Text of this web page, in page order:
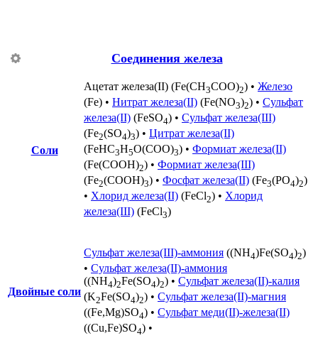
Соединения железа
Соли
Ацетат железа(II) (Fe(CH3COO)2) • Железо
(Fe) • Нитрат железа(II) (Fe(NO3)2) • Сульфат
железа(II) (FeSO4) • Сульфат железа(III)
(Fe2(SO4)3) • Цитрат железа(II)
(FeHC3H5O(COO)3) • Формиат железа(II)
(Fe(COOH)2) • Формиат железа(III)
(Fe2(COOH)3) • Фосфат железа(II) (Fe3(PO4)2)
• Хлорид железа(II) (FeCl2) • Хлорид
железа(III) (FeCl3)
Двойные соли
Сульфат железа(III)-аммония ((NH4)Fe(SO4)2)
• Сульфат железа(II)-аммония
((NH4)2Fe(SO4)2) • Сульфат железа(II)-калия
(K2Fe(SO4)2) • Сульфат железа(II)-магния
((Fe,Mg)SO4) • Сульфат меди(II)-железа(II)
((Cu,Fe)SO4) •